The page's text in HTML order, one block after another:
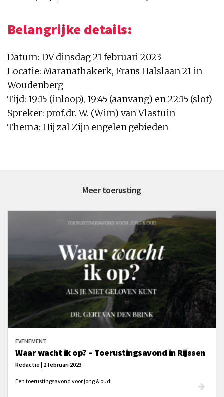
Belangrijke details:
Datum: DV dinsdag 21 februari 2023
Locatie: Maranathakerk, Frans Halslaan 21 in
Woudenberg
Tijd: 19:15 (inloop), 19:45 (aanvang) en 22:15 (slot)
Spreker: prof.dr. W. (Wim) van Vlastuin
Thema: Hij zal Zijn engelen gebieden
Meer toerusting
EVENEMENT
Waar wacht ik op? – Toerustingsavond in Rijssen
Redactie | 2 februari 2023
Een toerustingsavond voor jong & oud!